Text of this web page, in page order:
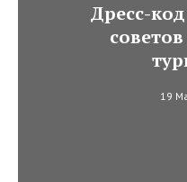
Дресс-
19